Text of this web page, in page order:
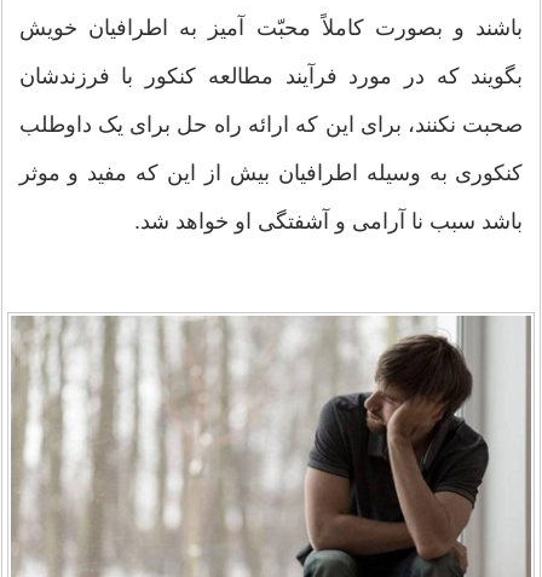
باشند و بصورت کاملاً محبّت آمیز به اطرافیان خویش
بگویند که در مورد فرآیند مطالعه کنکور با فرزندشان
صحبت نکنند، برای این که ارائه راه حل برای یک داوطلب
کنکوری به وسیله اطرافیان بیش از این که مفید و موثر
باشد سبب نا آرامی و آشفتگی او خواهد شد.